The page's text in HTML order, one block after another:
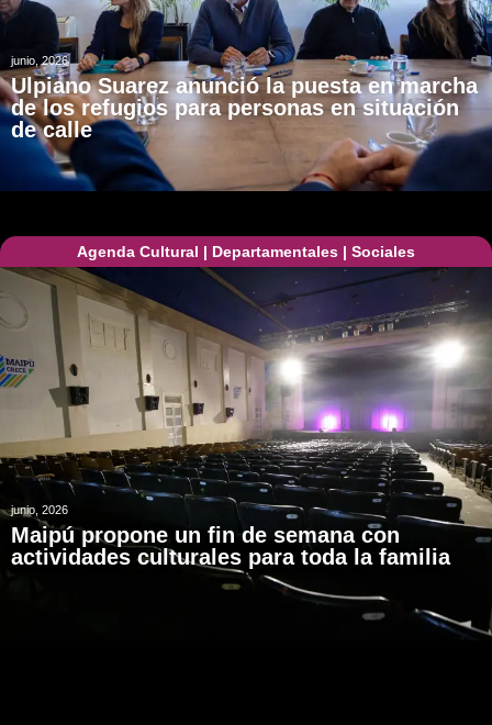
junio, 2026
Ulpiano Suarez anunció la puesta en marcha
de los refugios para personas en situación
de calle
Agenda Cultural | Departamentales | Sociales
junio, 2026
Maipú propone un fin de semana con
actividades culturales para toda la familia